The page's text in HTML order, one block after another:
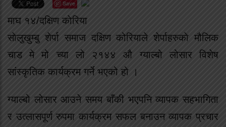
Save
माघ १४/दक्षिण काेरिया
साेलुखुम्बु शेर्पा समाज दक्षिण कोरियाले शेर्पाहरुकाे मौलिक
चाड मे मो च्या लो २१४४ औ ग्याल्बो लोसार विशेष
सांस्कृतिक कार्यक्रम गर्ने भएको हो ।
ग्याल्बो लोसार आउने समय बाँकी भएपनि व्यापक सहभागिता
र उत्लासपूर्ण रुपमा कार्यक्रम सफल बनाउन व्यापक प्रचार